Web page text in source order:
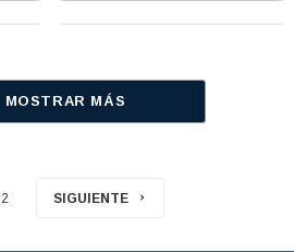
MOSTRAR MÁS
2 SIGUIENTE